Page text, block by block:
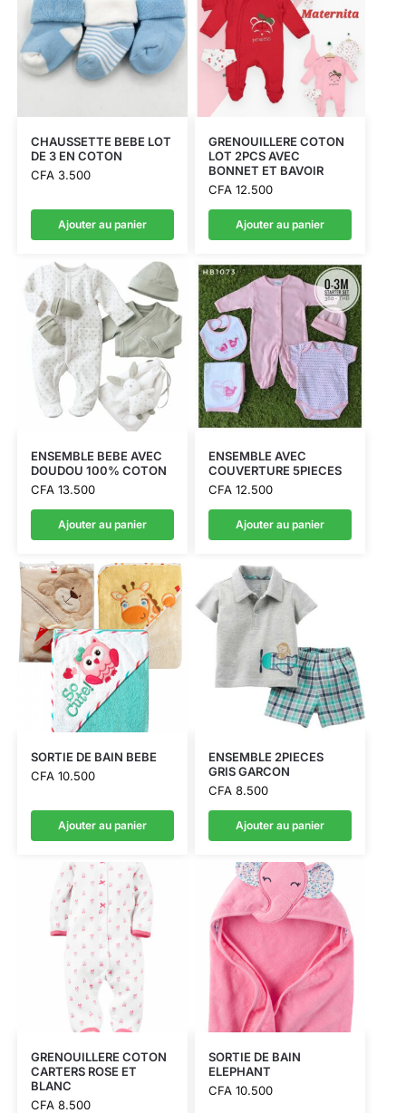
CHAUSSETTE BEBE LOT
DE 3 EN COTON
CFA3.500
Ajouter au panier
GRENOUILLERE COTON
LOT 2PCS AVEC
BONNET ET BAVOIR
CFA12.500
Ajouter au panier
ENSEMBLE BEBE AVEC
DOUDOU 100% COTON
CFA13.500
Ajouter au panier
ENSEMBLE AVEC
COUVERTURE 5PIECES
CFA12.500
Ajouter au panier
SORTIE DE BAIN BEBE
CFA10.500
Ajouter au panier
ENSEMBLE 2PIECES
GRIS GARCON
CFA8.500
Ajouter au panier
GRENOUILLERE COTON
CARTERS ROSE ET
BLANC
CFA8.500
SORTIE DE BAIN
ELEPHANT
CFA10.500